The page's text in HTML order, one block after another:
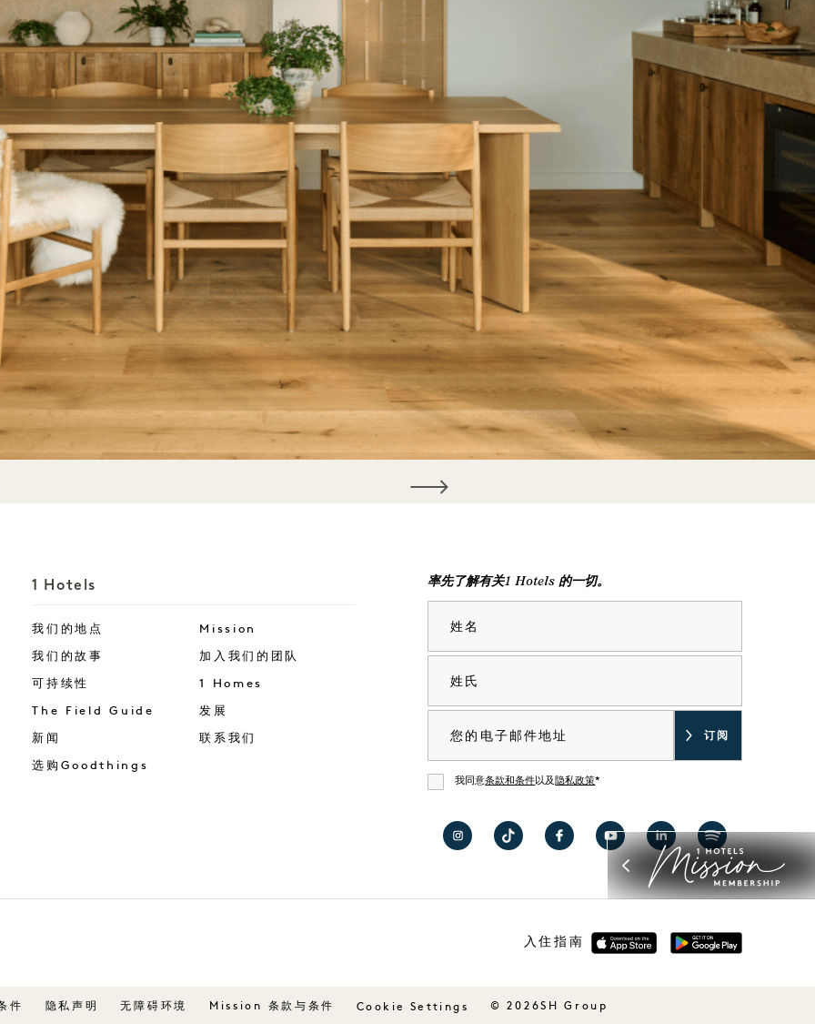
1 Hotels
我们的地点
我们的故事
可持续性
The Field Guide
新闻
选购Goodthings
Mission
加入我们的团队
1 Homes
发展
联系我们
率先了解有关1 Hotels 的一切。
同意
我同意条款和条件以及 隐私政策*
Hotel
Hotels
问
Copenhagen
Hotel
YouTube
问1
Hotels
在
LinkedIn
问1
Hotels
访问
Spotify
Hotels
入住指南
件 隐私声明 无障碍环境 Mission 条款与条件 Cookie Settings © 2026SH Group